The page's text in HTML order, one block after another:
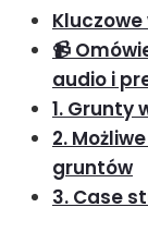
📹
audio i
1. Grunty
2.
gruntów
3. Case